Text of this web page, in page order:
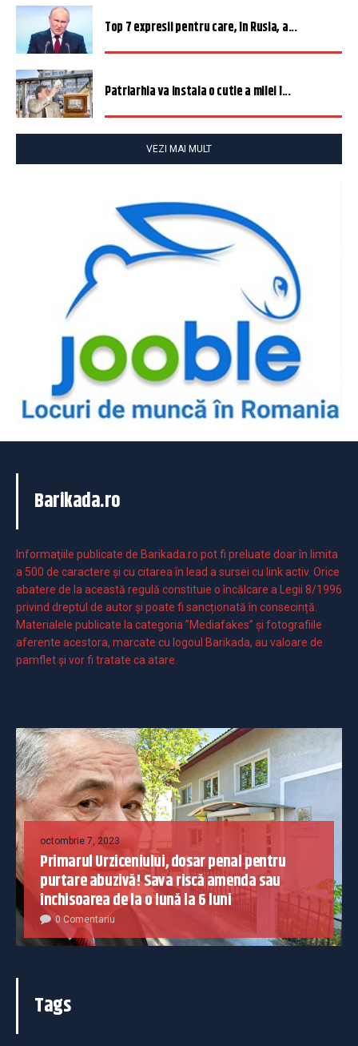
Top 7 expresii pentru care, în Rusia, a...
Patriarhia va instala o cutie a milei î...
VEZI MAI MULT
Barikada.ro
Informaţiile publicate de Barikada.ro pot fi preluate doar în limita
a 500 de caractere şi cu citarea în lead a sursei cu link activ. Orice
abatere de la această regulă constituie o încălcare a Legii 8/1996
privind dreptul de autor și poate fi sancționată în consecință.
Materialele publicate la categoria ”Mediafakes” și fotografiile
aferente acestora, marcate cu logoul Barikada, au valoare de
pamflet și vor fi tratate ca atare.
octombrie 7, 2023
Primarul Urziceniului, dosar penal pentru
purtare abuzivă! Sava riscă amenda sau
închisoarea de la o lună la 6 luni
0 Comentariu
Tags